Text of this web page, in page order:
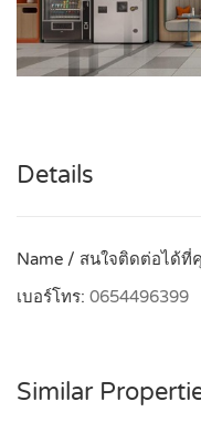
Details
Name / สนใจติดต่อได้ที่
เบอร์โทร: 0654496399
Similar